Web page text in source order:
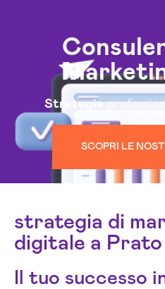
Strategie
SCOPRI LE
strategia di
digitale a Prato
Il tuo successo